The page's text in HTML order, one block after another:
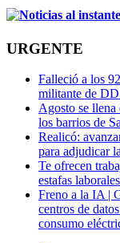
URGENTE
Falleció a los
militante de
Agosto se llena
los barrios de
Realicó:
para adjudicar
Te ofrecen
estafas
Freno a la IA |
centros de
consumo